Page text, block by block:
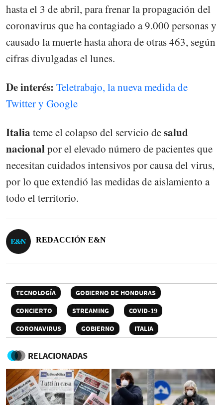
hasta el 3 de abril, para frenar la propagación del
coronavirus que ha contagiado a 9.000 personas y
causado la muerte hasta ahora de otras 463, según
cifras divulgadas el lunes.
De interés: Teletrabajo, la nueva medida de
Twitter y Google
Italia teme el colapso del servicio desalud
nacionalpor el elevado número de pacientes que
necesitan cuidados intensivos por causa del virus,
por lo que extendió las medidas de aislamiento a
todo el territorio.
REDACCIÓN E&N
TECNOLOGÍA
GOBIERNO DE HONDURAS
CONCIERTO
STREAMING
COVID-19
CORONAVIRUS
GOBIERNO ITALIA
RELACIONADAS